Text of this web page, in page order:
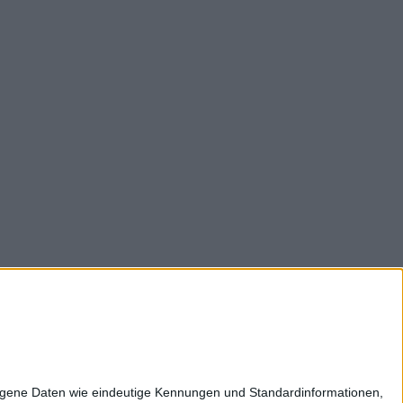
Daten wie eindeutige Kennungen und Standardinformationen,